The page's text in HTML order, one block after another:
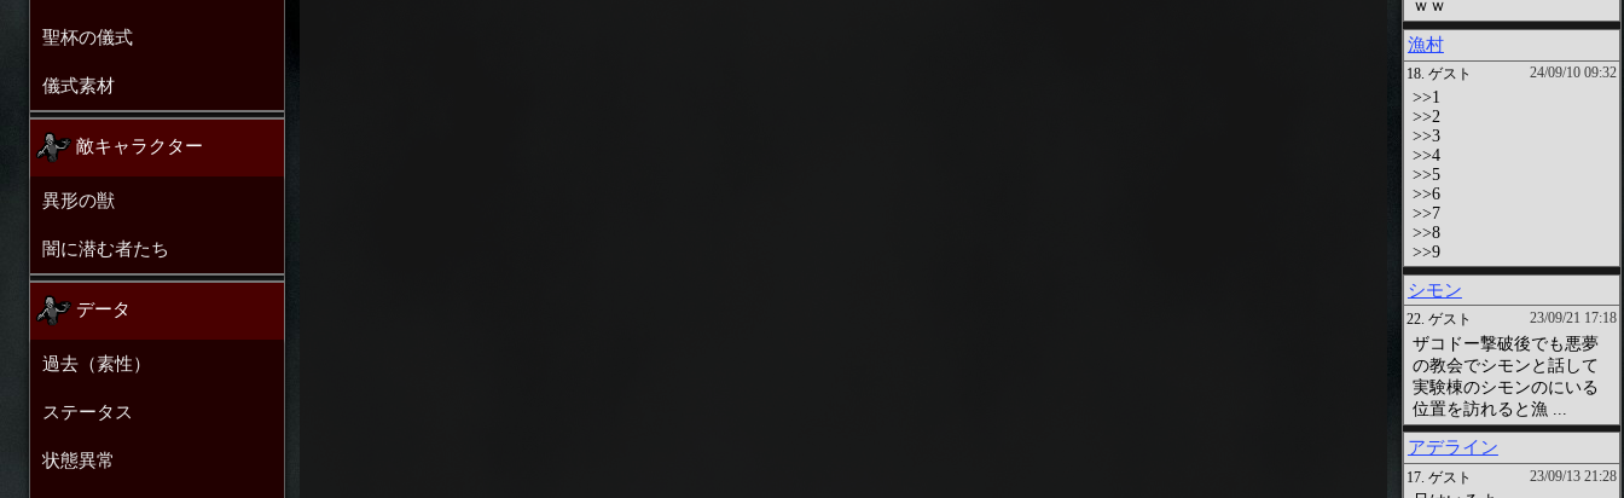
聖杯の儀式
儀式素材
敵キャラクター
異形の獣
闇に潜む者たち
データ
過去（素性）
ステータス
状態異常